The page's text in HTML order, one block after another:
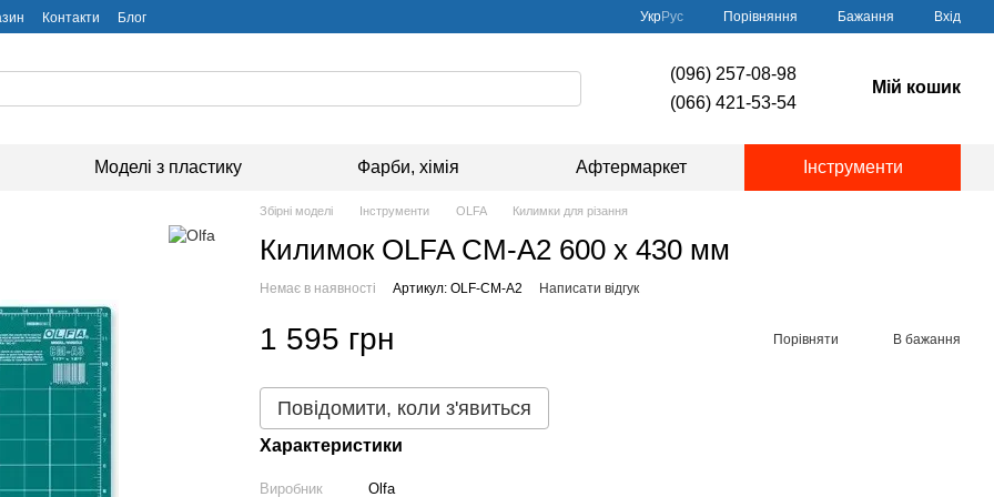
Контакти Блог УкрРус Порівняння Бажання Вхід
(096) 257-08-98
(066) 421-53-54
Мій кошик
Моделі з пластику Фарби, хімія Афтермаркет Інструменти
Збірні моделі Інструменти OLFA Килимки для різання
Килимок OLFA CM-A2 600 x 430 мм
Немає в наявності Артикул: OLF-CM-A2 Написати відгук
1 595 грн Порівняти В бажання
Повідомити, коли з'явиться
Характеристики
Виробник
Olfa